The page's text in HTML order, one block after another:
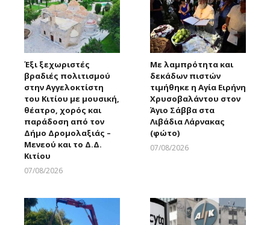
Έξι ξεχωριστές
βραδιές πολιτισμού
στην Αγγελοκτίστη
του Κιτίου με μουσική,
θέατρο, χορός και
παράδοση από τον
Δήμο Δρομολαξιάς –
Μενεού και το Δ.Δ.
Κιτίου
07/08/2026
Με λαμπρότητα και
δεκάδων πιστών
τιμήθηκε η Αγία Ειρήνη
Χρυσοβαλάντου στον
Άγιο Σάββα στα
Λιβάδια Λάρνακας
(φώτο)
07/08/2026